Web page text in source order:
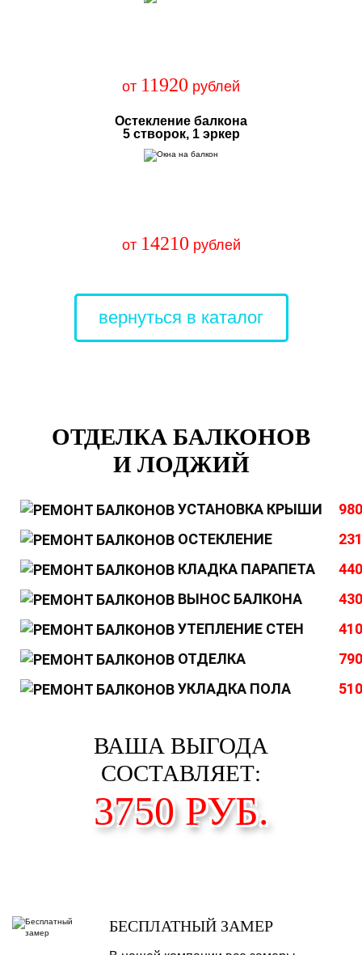
от 11920 рублей
Остекление балкона
5 створок, 1 эркер
от 14210 рублей
вернуться в каталог
ОТДЕЛКА БАЛКОНОВ
И ЛОДЖИЙ
УСТАНОВКА КРЫШИ
ОСТЕКЛЕНИЕ
КЛАДКА ПАРАПЕТА
ВЫНОС БАЛКОНА
УТЕПЛЕНИЕ СТЕН
ОТДЕЛКА
УКЛАДКА ПОЛА
ВАША ВЫГОДА
СОСТАВЛЯЕТ:
3750РУБ.
БЕСПЛАТНЫЙ ЗАМЕР